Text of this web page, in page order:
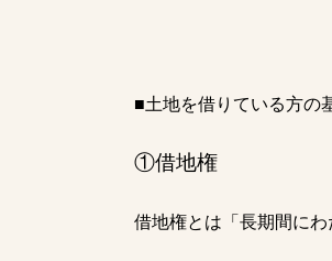
■土地を借りている方の
①借地権
借地権とは「長期間に